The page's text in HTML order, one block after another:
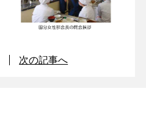
次の記事へ